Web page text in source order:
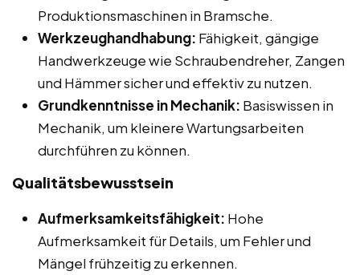
Produktionsmaschinen in Bramsche.
Werkzeughandhabung: Fähigkeit, gängige
Handwerkzeuge wie Schraubendreher, Zangen
und Hämmer sicher und effektiv zu nutzen.
Grundkenntnisse in Mechanik: Basiswissen in
Mechanik, um kleinere Wartungsarbeiten
durchführen zu können.
Qualitätsbewusstsein
Aufmerksamkeitsfähigkeit: Hohe
Aufmerksamkeit für Details, um Fehler und
Mängel frühzeitig zu erkennen.